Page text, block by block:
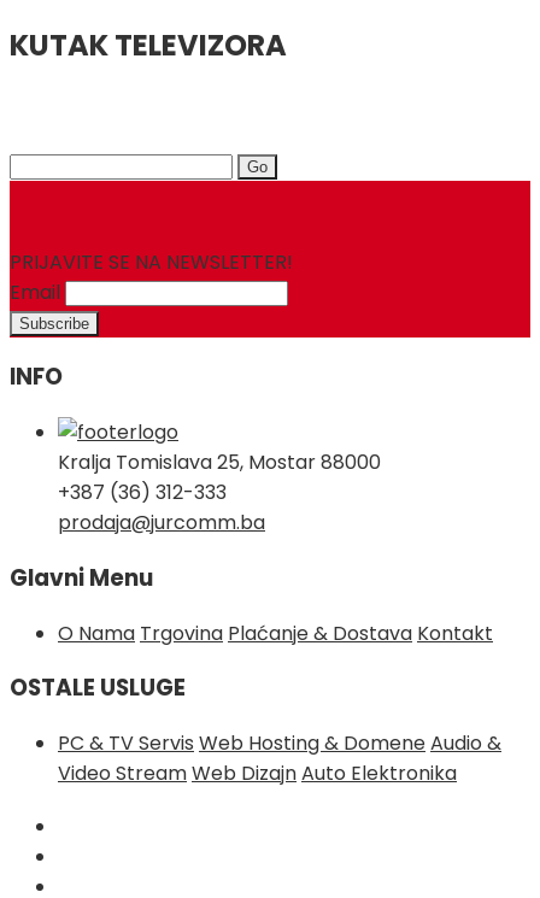
459,00 KM.
KUTAK TELEVIZORA
Search
PRIJAVITE SE NA NEWSLETTER!
Email
INFO
Kralja Tomislava 25, Mostar 88000
+387 (36) 312-333
prodaja@jurcomm.ba
Glavni Menu
O Nama Trgovina Plaćanje & Dostava Kontakt
OSTALE USLUGE
PC & TV Servis Web Hosting & DomeneAudio &
Video StreamWeb DizajnAuto Elektronika